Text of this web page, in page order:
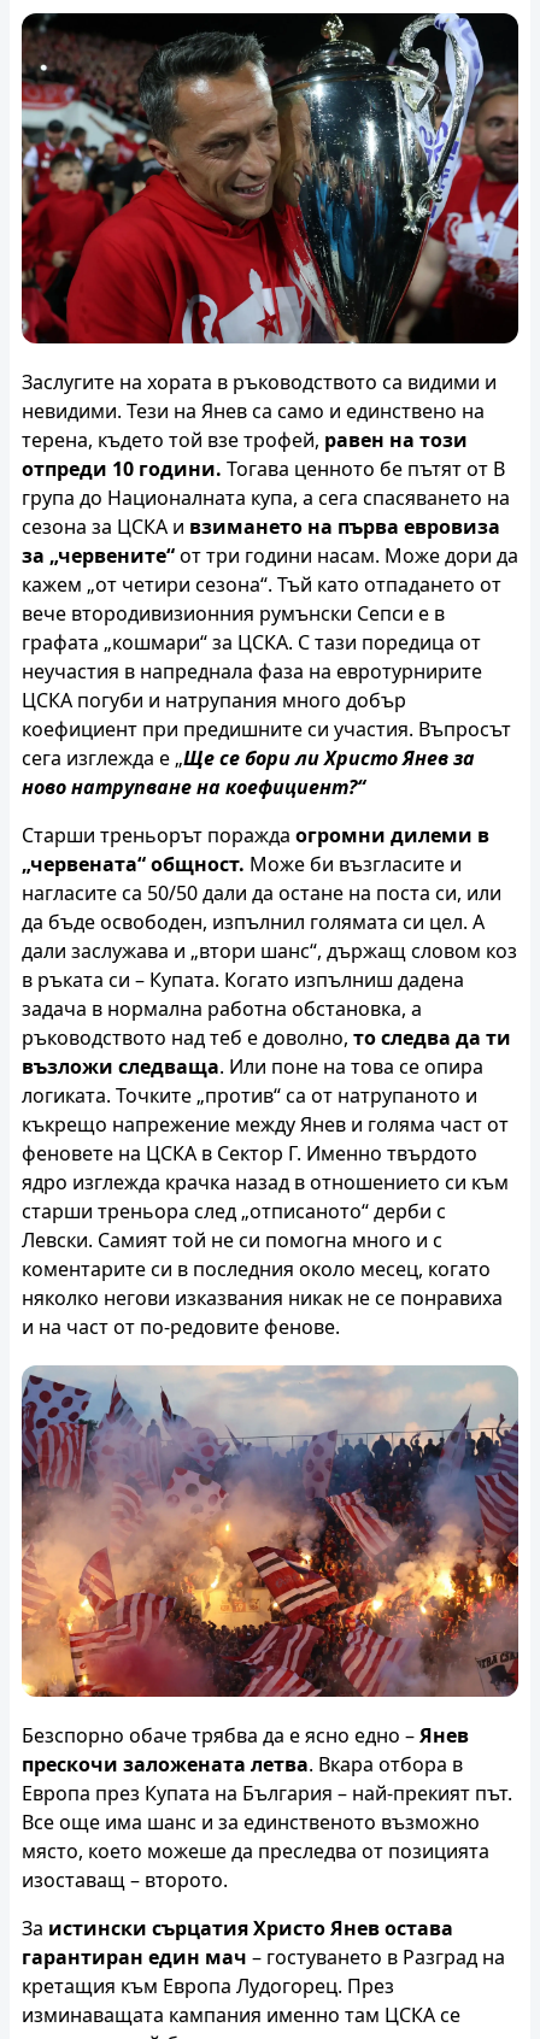
Заслугите на хората в ръководството са видими и
невидими. Тези на Янев са само и единствено на
терена, където той взе трофей, равен на този
отпреди 10 години. Тогава ценното бе пътят от В
група до Националната купа, а сега спасяването на
сезона за ЦСКА и взимането на първа евровиза
за „червените“от три години насам. Може дори да
кажем „от четири сезона“. Тъй като отпадането от
вече втородивизионния румънски Сепси е в
графата „кошмари“ за ЦСКА. С тази поредица от
неучастия в напреднала фаза на евротурнирите
ЦСКА погуби и натрупания много добър
коефициент при предишните си участия. Въпросът
сега изглежда е „Ще се бори ли Христо Янев за
ново натрупване на коефициент?“
Старши треньорът поражда огромни дилеми в
„червената“ общност. Може би възгласите и
нагласите са 50/50 дали да остане на поста си, или
да бъде освободен, изпълнил голямата си цел. А
дали заслужава и „втори шанс“, държащ словом коз
в ръката си – Купата. Когато изпълниш дадена
задача в нормална работна обстановка, а
ръководството над теб е доволно, то следва да ти
възложи следваща. Или поне на това се опира
логиката. Точките „против“ са от натрупаното и
къкрещо напрежение между Янев и голяма част от
феновете на ЦСКА в Сектор Г. Именно твърдото
ядро изглежда крачка назад в отношението си към
старши треньора след „отписаното“ дерби с
Левски. Самият той не си помогна много и с
коментарите си в последния около месец, когато
няколко негови изказвания никак не се понравиха
и на част от по-редовите фенове.
Безспорно обаче трябва да е ясно едно –Янев
прескочи заложената летва. Вкара отбора в
Европа през Купата на България – най-прекият път.
Все още има шанс и за единственото възможно
място, което можеше да преследва от позицията
изоставащ – второто.
За истински сърцатия ХристоЯнев остава
гарантиран един мач – гостуването в Разград на
кретащия към Европа Лудогорец. През
изминаващата кампания именно там ЦСКА се